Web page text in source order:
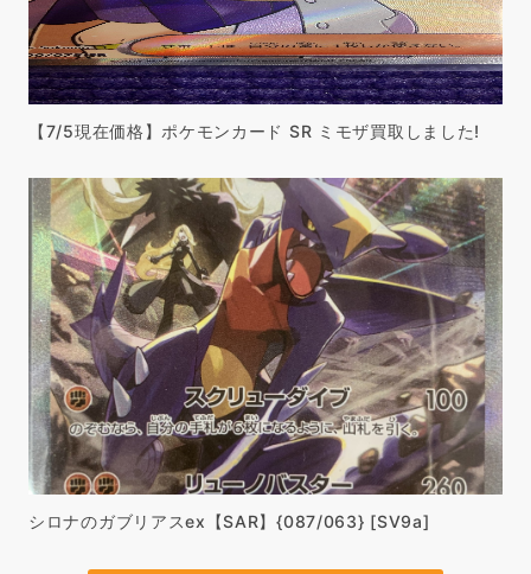
【7/5現在価格】ポケモンカード SR ミモザ買取しました!
シロナのガブリアスex【SAR】{087/063} [SV9a]